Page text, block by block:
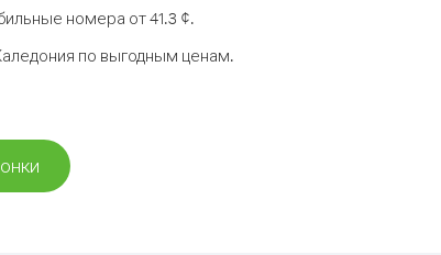
номера от 41.3 ¢.
по выгодным ценам.